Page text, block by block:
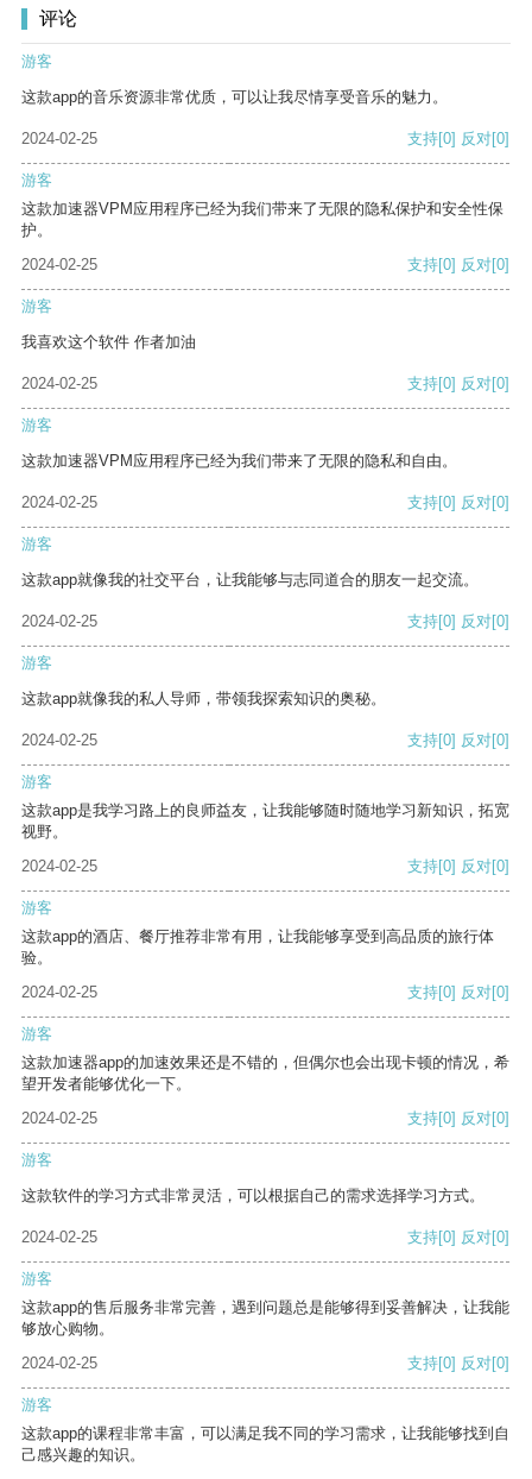
评论
游客
这款app的音乐资源非常优质，可以让我尽情享受音乐的魅力。
2024-02-25 支持[0] 反对[0]
游客
这款加速器VPM应用程序已经为我们带来了无限的隐私保护和安全性保
护。
2024-02-25
支持[0] 反对[0]
游客
我喜欢这个软件 作者加油
2024-02-25 支持[0] 反对[0]
游客
这款加速器VPM应用程序已经为我们带来了无限的隐私和自由。
2024-02-25 支持[0] 反对[0]
游客
这款app就像我的社交平台，让我能够与志同道合的朋友一起交流。
2024-02-25 支持[0] 反对[0]
游客
这款app就像我的私人导师，带领我探索知识的奥秘。
2024-02-25 支持[0] 反对[0]
游客
这款app是我学习路上的良师益友，让我能够随时随地学习新知识，拓宽
视野。
2024-02-25
支持[0] 反对[0]
游客
这款app的酒店、餐厅推荐非常有用，让我能够享受到高品质的旅行体
验。
2024-02-25
支持[0] 反对[0]
游客
这款加速器app的加速效果还是不错的，但偶尔也会出现卡顿的情况，希
望开发者能够优化一下。
2024-02-25
支持[0] 反对[0]
游客
这款软件的学习方式非常灵活，可以根据自己的需求选择学习方式。
2024-02-25 支持[0] 反对[0]
游客
这款app的售后服务非常完善，遇到问题总是能够得到妥善解决，让我能
够放心购物。
2024-02-25
支持[0] 反对[0]
游客
这款app的课程非常丰富，可以满足我不同的学习需求，让我能够找到自
己感兴趣的知识。